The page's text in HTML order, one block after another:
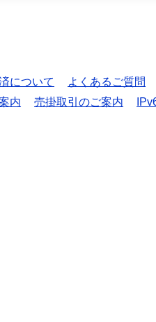
について
よくあるご質問
内 売掛取引のご案内